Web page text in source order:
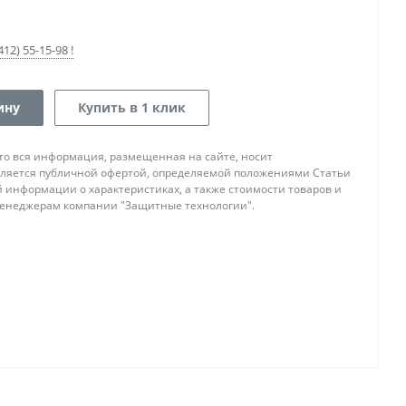
55-15-98 !
Купить в 1 клик
вся информация, размещенная на сайте, носит
публичной офертой, определяемой положениями Статьи
о характеристиках, а также стоимости товаров и
компании "Защитные технологии".